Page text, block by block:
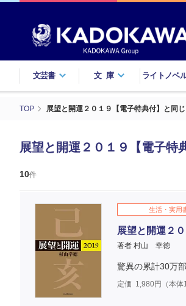
文芸書 文庫 ライトノベ
TOP 展望と開運２０１９【電子特典付】と同
展望と開運２０１９【電子特
10件
生活・実用
展望と開運２
著者 村山 幸徳
驚異の累計30万
定価 1,980円（本体